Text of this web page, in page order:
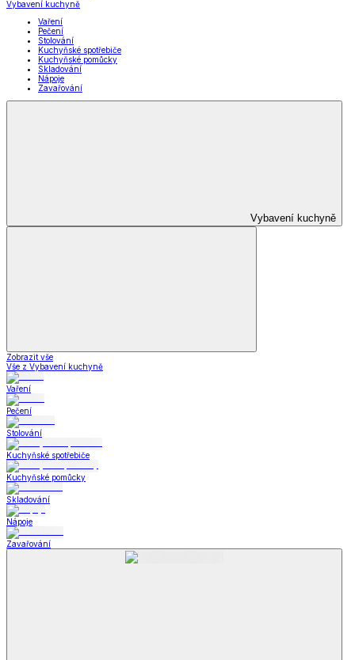
Vybavení kuchyně
Vaření
Pečení
Stolování
Kuchyňské spotřebiče
Kuchyňské pomůcky
Skladování
Nápoje
Zavařování
Vybavení kuchyně
Zobrazit vše
Vše z Vybavení kuchyně
Vaření
Pečení
Stolování
Kuchyňské spotřebiče
Kuchyňské pomůcky
Skladování
Nápoje
Zavařování